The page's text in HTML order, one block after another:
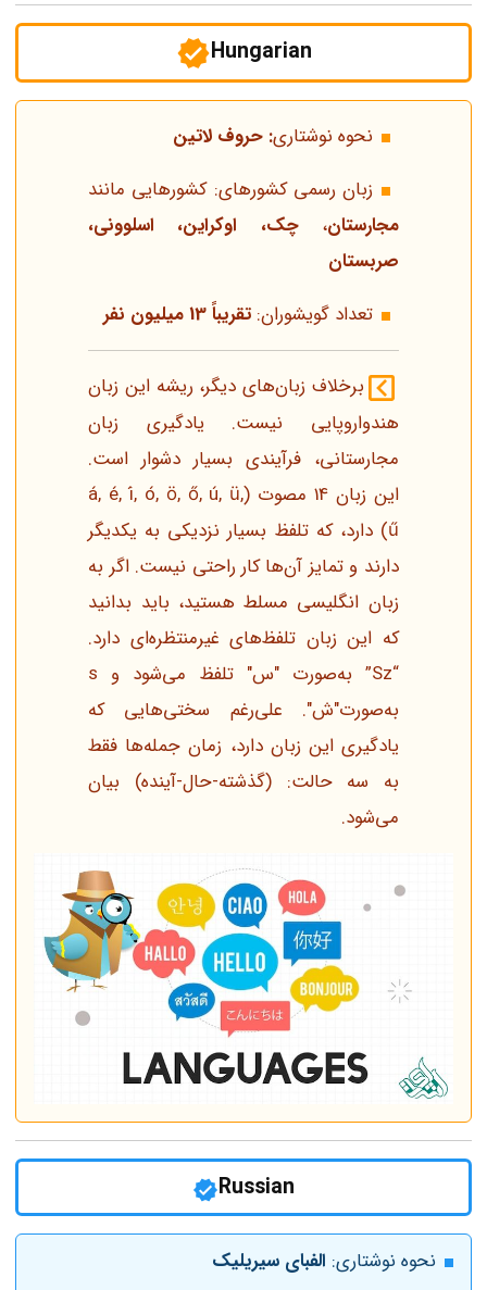
Hungarian
نحوه نوشتاری: حروف لاتین
زبان رسمی کشورهای: کشورهایی مانند
مجارستان،چک، اوکراین،
اسلوونی،
صربستان
تعداد گویشوران:تقریباً 13 میلیون نفر
برخلاف زبان‌های دیگر، ریشه این زبان
هندواروپایی نیست. یادگیری زبان
مجارستانی، فرآیندی بسیار دشوار است.
این زبان 14 مصوت (á, é, í, ó, ö, ő, ú, ü,
ű) دارد، که تلفظ بسیار نزدیکی به یکدیگر
دارند و تمایز آن‌ها کار راحتی نیست. اگر به
زبان انگلیسی مسلط هستید، باید بدانید
که این زبان تلفظ‌های غیرمنتظره‌ای دارد.
“Sz” به‌صورت "س" تلفظ می‌شود و s
به‌صورت"ش". علی‌رغم سختی‌هایی که
یادگیری این زبان دارد، زمان جمله‌ها فقط
به سه حالت: (گذشته-حال-آینده) بیان
می‌شود.
Russian
نحوه نوشتاری: الفبای سیریلیک